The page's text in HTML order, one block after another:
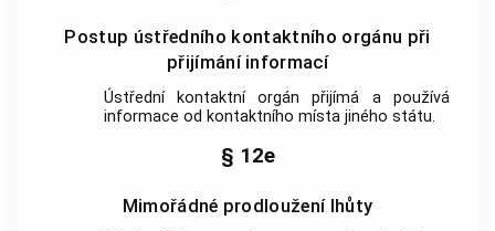
Postup ústředního kontaktního orgánu při
přijímání informací
Ústřední kontaktní orgán přijímá a používá
informace od kontaktního místa jiného státu.
§ 12e
Mimořádné prodloužení lhůty